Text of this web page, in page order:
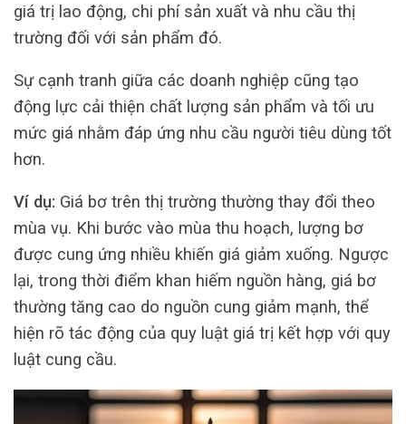
giá trị lao động, chi phí sản xuất và nhu cầu thị
trường đối với sản phẩm đó.
Sự cạnh tranh giữa các doanh nghiệp cũng tạo
động lực cải thiện chất lượng sản phẩm và tối ưu
mức giá nhằm đáp ứng nhu cầu người tiêu dùng tốt
hơn.
Ví dụ: Giá bơ trên thị trường thường thay đổi theo
mùa vụ. Khi bước vào mùa thu hoạch, lượng bơ
được cung ứng nhiều khiến giá giảm xuống. Ngược
lại, trong thời điểm khan hiếm nguồn hàng, giá bơ
thường tăng cao do nguồn cung giảm mạnh, thể
hiện rõ tác động của quy luật giá trị kết hợp với quy
luật cung cầu.